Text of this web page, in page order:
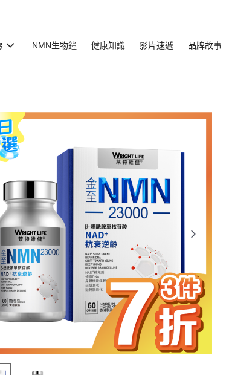
NMN生物鐘 健康知識 影片速遞 品牌故事